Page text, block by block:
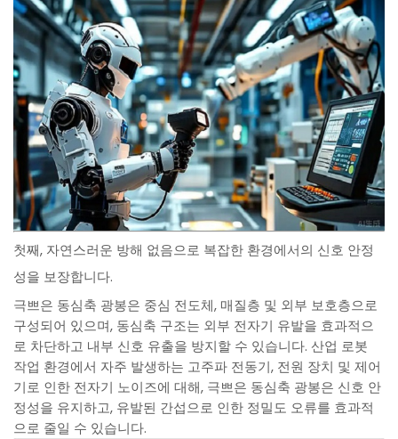
첫째, 자연스러운 방해 없음으로 복잡한 환경에서의 신호 안정
성을 보장합니다.
극쁘은 동심축 광봉은 중심 전도체, 매질층 및 외부 보호층으로
구성되어 있으며, 동심축 구조는 외부 전자기 유발을 효과적으
로 차단하고 내부 신호 유출을 방지할 수 있습니다. 산업 로봇
작업 환경에서 자주 발생하는 고주파 전동기, 전원 장치 및 제어
기로 인한 전자기 노이즈에 대해, 극쁘은 동심축 광봉은 신호 안
정성을 유지하고, 유발된 간섭으로 인한 정밀도 오류를 효과적
으로 줄일 수 있습니다.